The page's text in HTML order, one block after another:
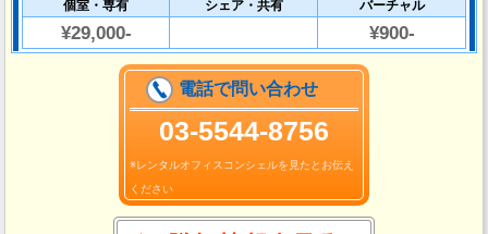
個室・専有 シェア・共有 バーチャル
¥29,000- ¥900-
電話で問い合わせ
03‐5544-8756
※レンタルオフィスコンシェルを見たとお伝え
ください